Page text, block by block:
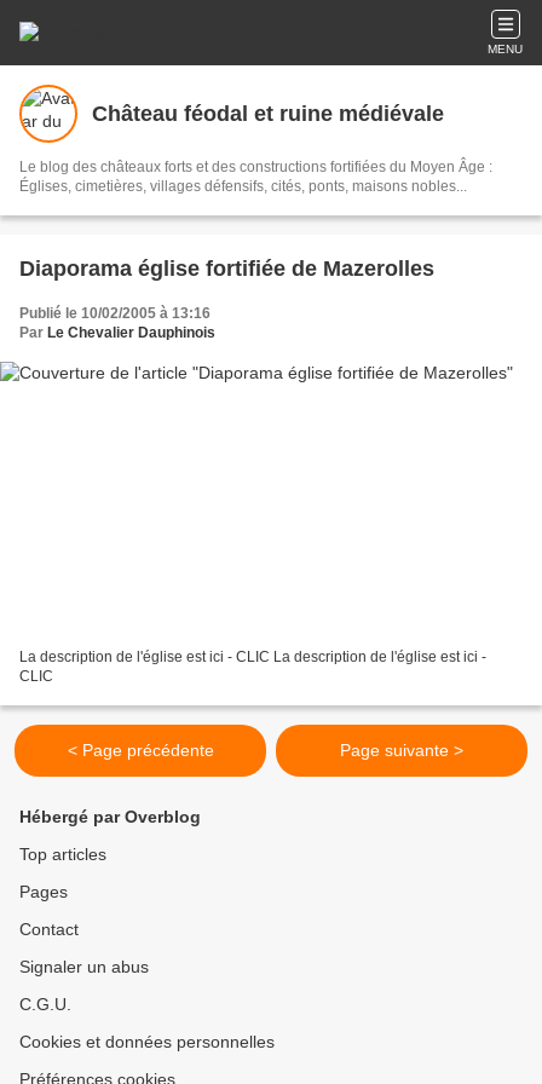
MENU
Château féodal et ruine médiévale
Le blog des châteaux forts et des constructions fortifiées du Moyen Âge :
Églises, cimetières, villages défensifs, cités, ponts, maisons nobles...
Diaporama église fortifiée de Mazerolles
Publié le 10/02/2005 à 13:16
Par Le Chevalier Dauphinois
La description de l'église est ici - CLIC La description de l'église est ici -
CLIC
< Page précédente Page suivante >
Hébergé par Overblog
Top articles
Pages
Contact
Signaler un abus
C.G.U.
Cookies et données personnelles
Préférences cookies